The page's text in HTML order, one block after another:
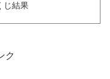
じ結果
ク